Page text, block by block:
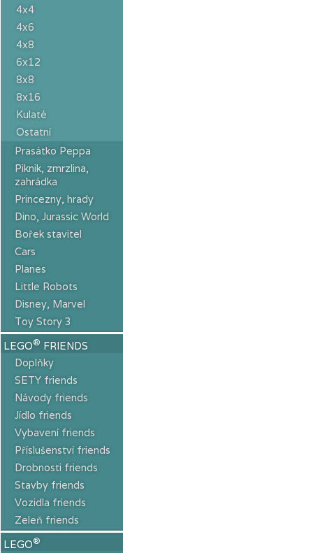
4x4
4x6
4x8
6x12
8x8
8x16
Kulaté
Ostatní
Prasátko Peppa
Piknik, zmrzlina,
zahrádka
Princezny, hrady
Dino, Jurassic World
Bořek stavitel
Cars
Planes
Little Robots
Disney, Marvel
Toy Story 3
LEGO® FRIENDS
Doplňky
SETY friends
Návody friends
Jídlo friends
Vybavení friends
Příslušenství friends
Drobnosti friends
Stavby friends
Vozidla friends
Zeleň friends
LEGO®